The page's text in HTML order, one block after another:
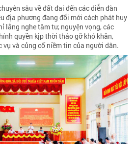
sâu về đất đai đến các diễn đàn
địa phương đang đổi mới cách phát huy
lắng nghe tâm tư, nguyện vọng, các
quyền kịp thời tháo gỡ khó khăn,
và củng cố niềm tin của người dân.